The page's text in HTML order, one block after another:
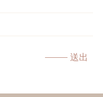
送出